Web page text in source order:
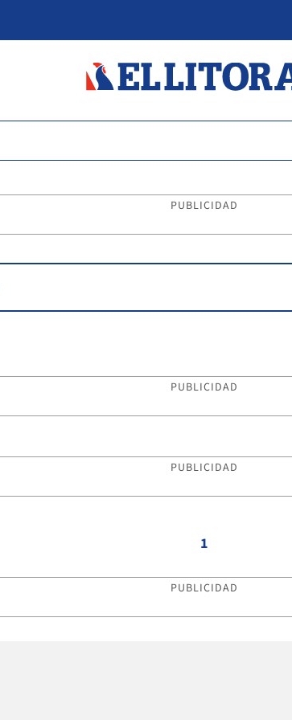
PUBLICIDAD
PUBLICIDAD
PUBLICIDAD
1
PUBLICIDAD